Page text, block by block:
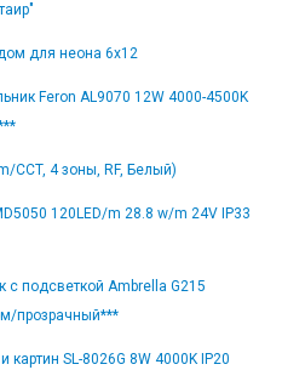
для неона 6х12
Feron AL9070 12W 4000-4500K
CCT, 4 зоны, RF, Белый)
120LED/m 28.8 w/m 24V IP33
с подсветкой Ambrella G215
прозрачный***
картин SL-8026G 8W 4000K IP20